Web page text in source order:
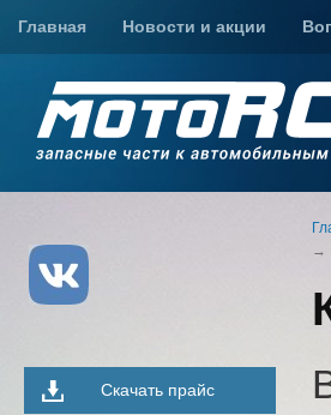
Главная Новости и акции
Скачать прайс